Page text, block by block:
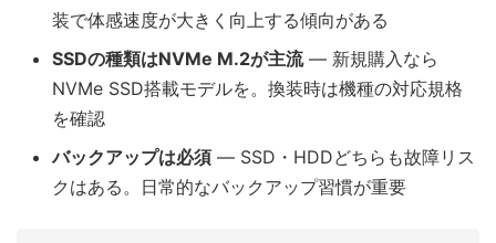
装で体感速度が大きく向上する傾向がある
SSDの種類はNVMe M.2が主流— 新規購入なら
NVMe SSD搭載モデルを。換装時は機種の対応規格
を確認
バックアップは必須 — SSD・HDDどちらも故障リス
クはある。日常的なバックアップ習慣が重要